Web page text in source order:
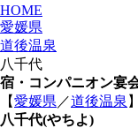
HOME
愛媛県
道後温泉
八千代
宿・コンパニオン宴
【愛媛県 ／道後温泉 】
八千代(やちよ)